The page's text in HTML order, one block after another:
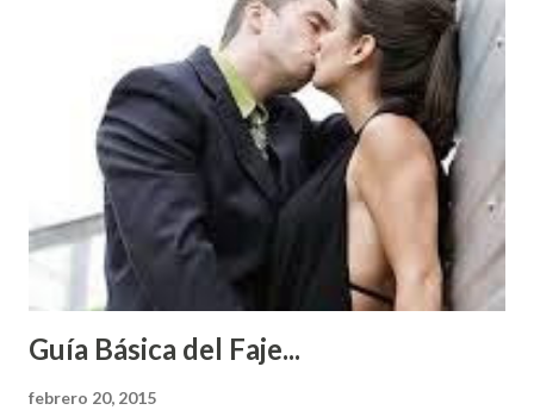
Guía Básica del Faje...
febrero 20, 2015